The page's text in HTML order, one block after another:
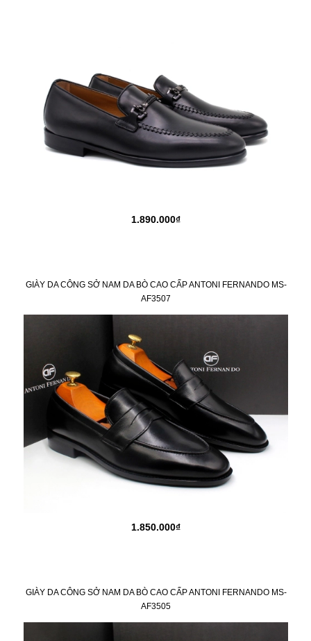
1.890.000₫
GIÀY DA CÔNG SỞ NAM DA BÒ CAO CẤP ANTONI FERNANDO MS-
AF3507
1.850.000₫
GIÀY DA CÔNG SỞ NAM DA BÒ CAO CẤP ANTONI FERNANDO MS-
AF3505